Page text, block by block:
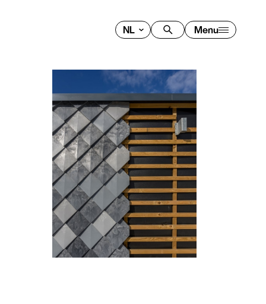
NL
EN
Menu